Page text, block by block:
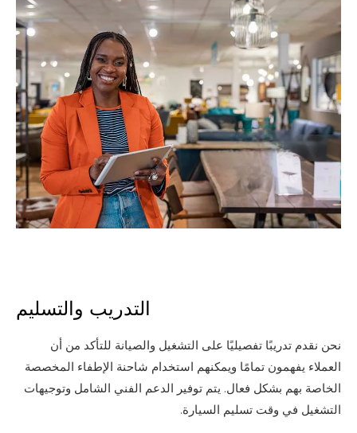
التدريب والتسليم
نحن نقدم تدريبًا تفصيليًا على التشغيل والصيانة للتأكد من أن
العملاء يفهمون تمامًا ويمكنهم استخدام شاحنة الإطفاء المخصصة
الخاصة بهم بشكل فعال. يتم توفير الدعم الفني الشامل وتوجيهات
التشغيل في وقت تسليم السيارة.